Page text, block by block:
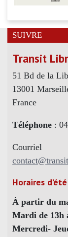
SUIVRE
Transit
51 Bd de la
13001
France
Téléphone :
Courriel
Horaires d’été
À partir du
Mardi de 13h
Mercredi-